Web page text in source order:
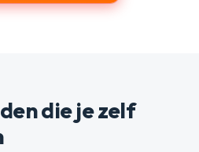
die je zelf